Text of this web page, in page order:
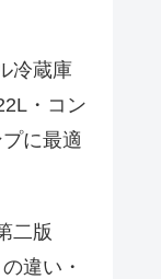
冷蔵庫
・コン
に最適
二版
違い・